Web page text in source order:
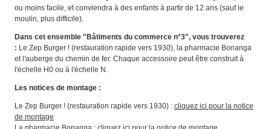
ou moins facile, et conviendra à des enfants à partir de 12 ans (sauf le
moulin, plus difficile).
Dans cet ensemble "Bâtiments du commerce n°3", vous trouverez
: Le Zep Burger ! (restauration rapide vers 1930), la pharmacie Bonanga
et l'auberge du chemin de fer. Chaque accessoire peut être construit à
l'échelle H0 ou à l'échelle N.
Les notices de montage :
Le Zep Burger ! (restauration rapide vers 1930) : cliquez ici pour la notice
de montage